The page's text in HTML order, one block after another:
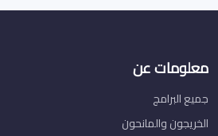
معلومات عن
جميع البرامج
الخريجون والمانحون